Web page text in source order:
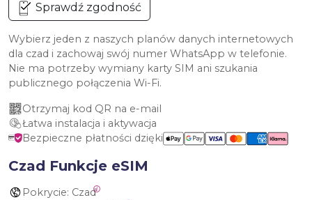
Sprawdź zgodność
Wybierz jeden z naszych planów danych internetowych
dla czad i zachowaj swój numer WhatsApp w telefonie.
Nie ma potrzeby wymiany karty SIM ani szukania
publicznego połączenia Wi-Fi.
Otrzymaj kod QR na e-mail
Łatwa instalacja i aktywacja
Bezpieczne płatności dzięki
Czad Funkcje eSIM
Pokrycie: Czad